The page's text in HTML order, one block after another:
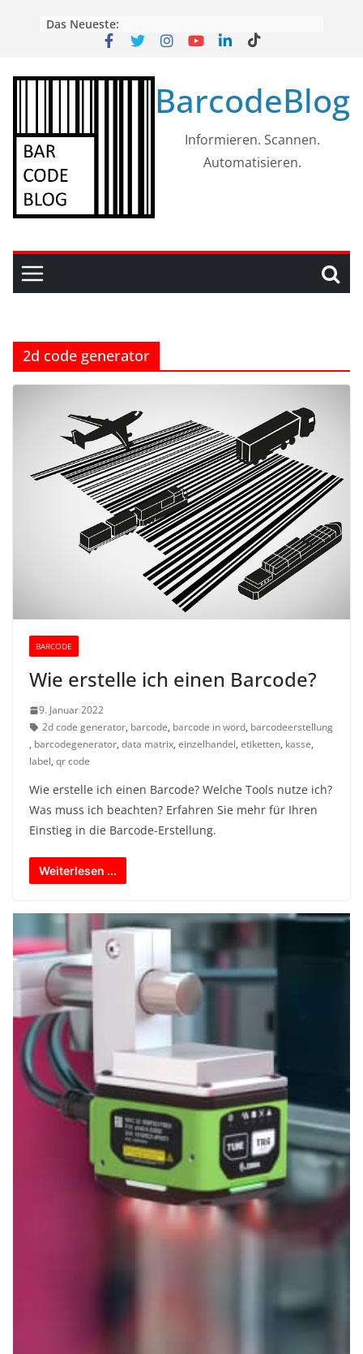
Das Neueste:
BarcodeBlog
Informieren. Scannen.
Automatisieren.
2d code generator
BARCODE
Wie erstelle ich einen Barcode?
9. Januar 2022
2d code generator, barcode, barcode in word, barcodeerstellung
, barcodegenerator, data matrix, einzelhandel, etiketten, kasse,
label, qr code
Wie erstelle ich einen Barcode? Welche Tools nutze ich?
Was muss ich beachten? Erfahren Sie mehr für Ihren
Einstieg in die Barcode-Erstellung.
Weiterlesen ...